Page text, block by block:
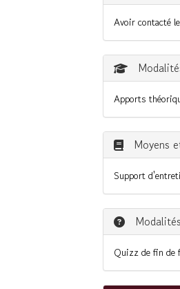
Avoir contacté
Apports
Moyens
Support
Quizz de fin de